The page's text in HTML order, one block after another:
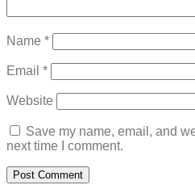
Name *
Email *
Website
Save my name, email, and
next time I comment.